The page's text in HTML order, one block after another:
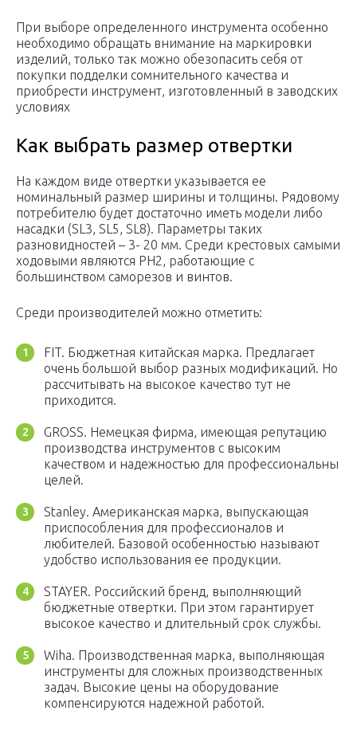
При выборе определенного инструмента особенно
необходимо обращать внимание на маркировки
изделий, только так можно обезопасить себя от
покупки подделки сомнительного качества и
приобрести инструмент, изготовленный в заводских
условиях
Как выбрать размер отвертки
На каждом виде отвертки указывается ее
номинальный размер ширины и толщины. Рядовому
потребителю будет достаточно иметь модели либо
насадки (SL3, SL5, SL8). Параметры таких
разновидностей – 3- 20 мм. Среди крестовых самыми
ходовыми являются PH2, работающие с
большинством саморезов и винтов.
Среди производителей можно отметить:
FIT. Бюджетная китайская марка. Предлагает
очень большой выбор разных модификаций. Но
рассчитывать на высокое качество тут не
приходится.
GROSS. Немецкая фирма, имеющая репутацию
производства инструментов с высоким
качеством и надежностью для профессиональны
целей.
Stanley. Американская марка, выпускающая
приспособления для профессионалов и
любителей. Базовой особенностью называют
удобство использования ее продукции.
STAYER. Российский бренд, выполняющий
бюджетные отвертки. При этом гарантирует
высокое качество и длительный срок службы.
Wiha. Производственная марка, выполняющая
инструменты для сложных производственных
задач. Высокие цены на оборудование
компенсируются надежной работой.